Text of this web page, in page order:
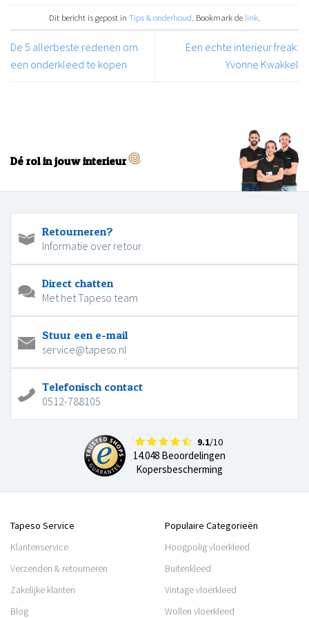
Dit bericht is gepost in Tips & onderhoud . Bookmark de link
De 5 allerbeste redenen om
een onderkleed te kopen
Een echte interieur freak:
Yvonne Kwakkel
Dé rol in jouw interieur
Retourneren?
Informatie over retour
Direct chatten
Met het Tapeso team
Stuur een e-mail
service@tapeso.nl
Telefonisch contact
0512-788105
9.1/10
14.048 Beoordelingen
Kopersbescherming
Tapeso Service
Klantenservice
Verzenden & retourneren
Zakelijke klanten
Blog
Populaire Categorieën
Hoogpolig vloerkleed
Buitenkleed
Vintage vloerkleed
Wollen vloerkleed